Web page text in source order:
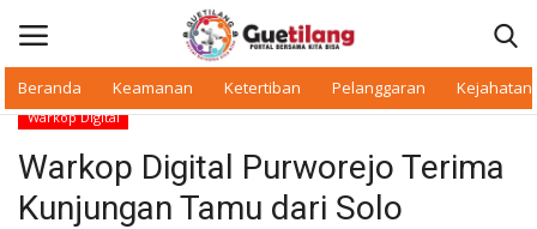
Beranda Keamanan Ketertiban Pelanggaran Kejahatan
Beranda
Warkop Digital
Warkop Digital Purworejo Terima
Kunjungan Tamu dari Solo